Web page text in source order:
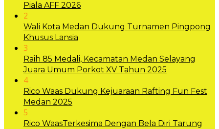
Piala AFF 2026
2
Wali Kota Medan Dukung Turnamen Pingpong
Khusus Lansia
3
Raih 85 Medali, Kecamatan Medan Selayang
Juara Umum Porkot XV Tahun 2025
4
Rico Waas Dukung Kejuaraan Rafting Fun Fest
Medan 2025
5
Rico WaasTerkesima Dengan Bela Diri Tarung